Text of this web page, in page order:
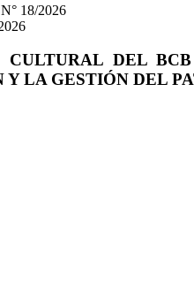
18/2026
CULTURAL DEL
Y LA GESTIÓN DEL